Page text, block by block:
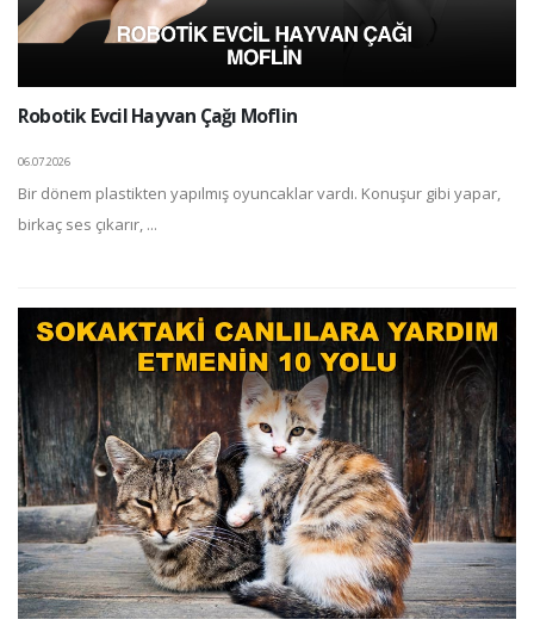
Robotik Evcil Hayvan Çağı Moflin
06.07.2026
Bir dönem plastikten yapılmış oyuncaklar vardı. Konuşur gibi yapar,
birkaç ses çıkarır, ...